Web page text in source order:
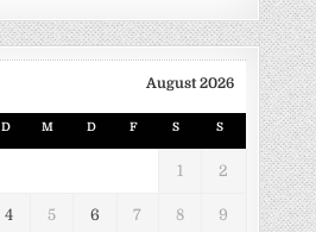
August 2026
D M D F S S
1 2
4 5 6 7 8 9